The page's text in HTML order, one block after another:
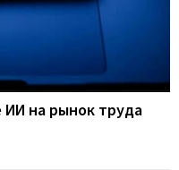
ИИ на рынок труда